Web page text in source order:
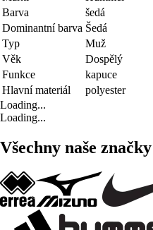
Barva
šedá
Dominantní barva Šedá
Typ
Muž
Věk
Dospělý
Funkce
kapuce
Hlavní materiál
polyester
Loading...
Loading...
Všechny naše značky